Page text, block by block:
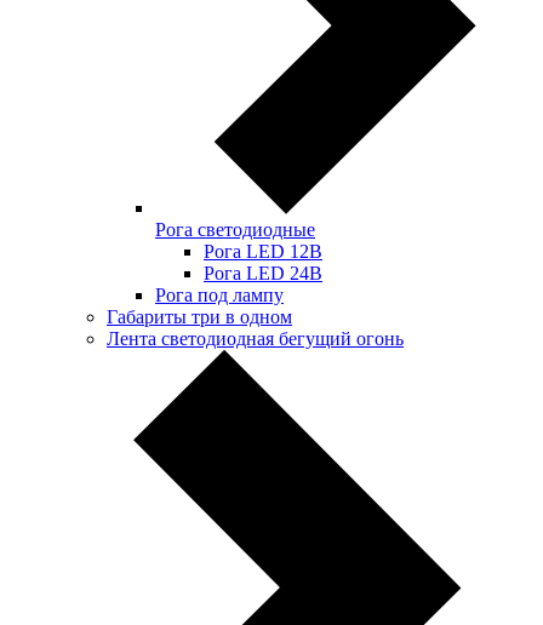
Рога светодиодные
Рога LED 12В
Рога LED 24В
Рога под лампу
Габариты три в одном
Лента светодиодная бегущий огонь